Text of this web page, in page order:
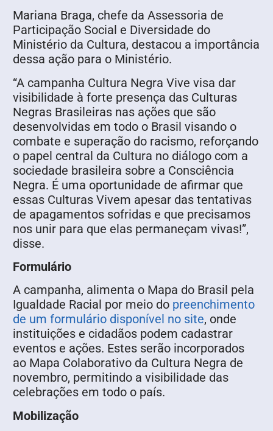
Mariana Braga, chefe da Assessoria de
Participação Social e Diversidade do
Ministério da Cultura, destacou a importância
dessa ação para o Ministério.
“A campanha Cultura Negra Vive visa dar
visibilidade à forte presença das Culturas
Negras Brasileiras nas ações que são
desenvolvidas em todo o Brasil visando o
combate e superação do racismo, reforçando
o papel central da Cultura no diálogo com a
sociedade brasileira sobre a Consciência
Negra. É uma oportunidade de afirmar que
essas Culturas Vivem apesar das tentativas
de apagamentos sofridas e que precisamos
nos unir para que elas permaneçam vivas!”,
disse.
Formulário
A campanha, alimenta o Mapa do Brasil pela
Igualdade Racial por meio do preenchimento
de um formulário disponível no site, onde
instituições e cidadãos podem cadastrar
eventos e ações. Estes serão incorporados
ao Mapa Colaborativo da Cultura Negra de
novembro, permitindo a visibilidade das
celebrações em todo o país.
Mobilização